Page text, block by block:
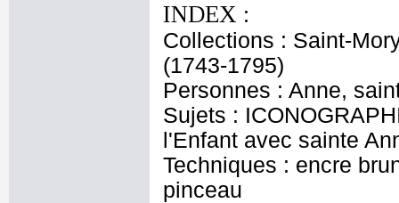
INDEX :
Collections : Saint-
(1743-1795)
Personnes : Anne,
Sujets :
l'Enfant avec sainte
Techniques : encre
pinceau